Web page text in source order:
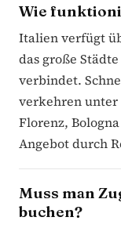
Wie
Italien verfügt
das große
verbindet.
verkehren unter
Florenz,
Angebot durch
Muss man
buchen?